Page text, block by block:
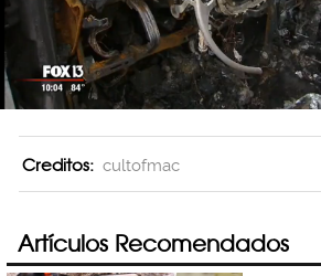
Creditos: cultofmac
Artículos Recomendados